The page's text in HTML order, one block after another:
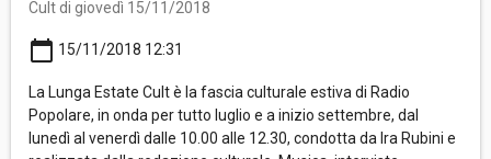
Cult di giovedì 15/11/2018
calendar_today 15/11/2018 12:31
La Lunga Estate Cult è la fascia culturale estiva di Radio
Popolare, in onda per tutto luglio e a inizio settembre, dal
lunedì al venerdì dalle 10.00 alle 12.30, condotta da Ira Rubini e